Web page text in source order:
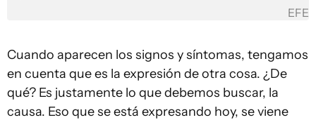
EFE
Cuando aparecen los signos y síntomas, tengamos
en cuenta que es la expresión de otra cosa. ¿De
qué? Es justamente lo que debemos buscar, la
causa. Eso que se está expresando hoy, se viene